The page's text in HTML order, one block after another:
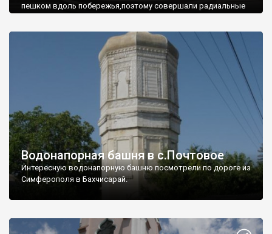
пешком вдоль побережья,поэтому совершали радиальные
Водонапорная башня в с.Почтовое
Интересную водонапорную башню посмотрели по дороге из
Симферополя в Бахчисарай.